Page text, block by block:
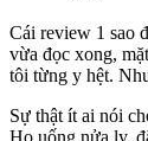
Cái review 1 sao
vừa đọc xong,
tôi từng y hệt.
Sự thật ít ai nói